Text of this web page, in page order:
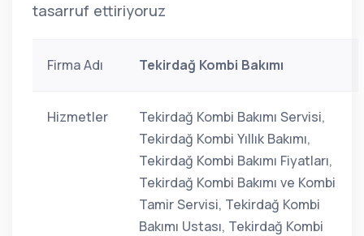
tasarruf ettiriyoruz
Firma Adı Tekirdağ Kombi Bakımı
Hizmetler
Tekirdağ Kombi Bakımı Servisi,
Tekirdağ Kombi Yıllık Bakımı,
Tekirdağ Kombi Bakımı Fiyatları,
Tekirdağ Kombi Bakımı ve Kombi
Tamir Servisi, Tekirdağ Kombi
Bakımı Ustası, Tekirdağ Kombi